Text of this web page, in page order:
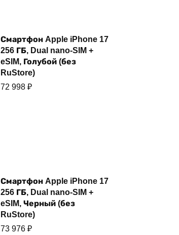
Купить
Смартфон Apple iPhone 17
256 ГБ, Dual nano-SIM +
eSIM, Голубой (без
RuStore)
72 998 ₽
Купить
Смартфон Apple iPhone 17
256 ГБ, Dual nano-SIM +
eSIM, Черный (без
RuStore)
73 976 ₽